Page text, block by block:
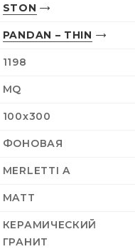
STON
PANDAN – THIN
1198
MQ
100x300
ФОНОВАЯ
MERLETTI A
MATT
КЕРАМИЧЕСКИЙ
ГРАНИТ